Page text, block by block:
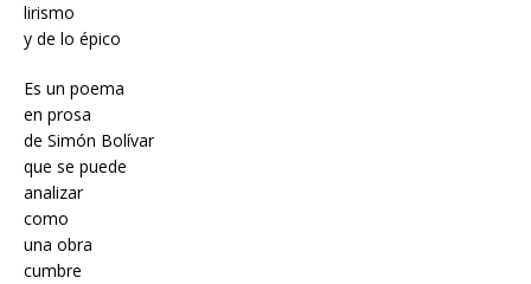
lirismo
y de lo épico
Es un poema
en prosa
de Simón Bolívar
que se puede
analizar
como
una obra
cumbre